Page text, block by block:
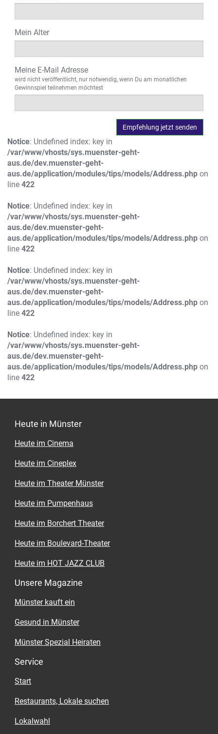
Mein Alter
Meine E-Mail Adresse
wird nicht veröffentlicht, nur notwendig, wenn Du am monatlichen
Gewinnspiel teilnehmen möchtest
Notice: Undefined index: key in
/var/www/vhosts/sys.muenster-geht-
aus.de/dev.muenster-geht-
aus.de/application/modules/tips/models/Address.php on
line 422
Notice: Undefined index: key in
/var/www/vhosts/sys.muenster-geht-
aus.de/dev.muenster-geht-
aus.de/application/modules/tips/models/Address.php on
line 422
Notice: Undefined index: key in
/var/www/vhosts/sys.muenster-geht-
aus.de/dev.muenster-geht-
aus.de/application/modules/tips/models/Address.php on
line 422
Notice: Undefined index: key in
/var/www/vhosts/sys.muenster-geht-
aus.de/dev.muenster-geht-
aus.de/application/modules/tips/models/Address.php on
line 422
Heute in Münster
Heute im Cinema
Heute im Cineplex
Heute im Theater Münster
Heute im Pumpenhaus
Heute im Borchert Theater
Heute im Boulevard-Theater
Heute im HOT JAZZ CLUB
Unsere Magazine
Münster kauft ein
Gesund in Münster
Münster Spezial Heiraten
Service
Start
Restaurants, Lokale suchen
Lokalwahl